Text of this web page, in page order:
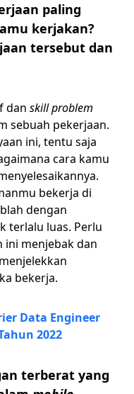
paling
kerjakan?
tersebut dan
dan skill problem
sebuah pekerjaan.
ini, tentu saja
cara kamu
bekerja di
dengan
terlalu luas. Perlu
ini menjebak dan
bekerja.
Data Engineer
2022
terberat yang